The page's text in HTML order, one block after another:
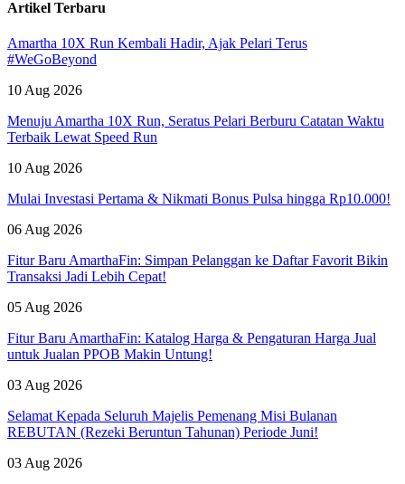
Artikel Terbaru
Amartha 10X Run Kembali Hadir, Ajak Pelari Terus
#WeGoBeyond
10 Aug 2026
Menuju Amartha 10X Run, Seratus Pelari Berburu Catatan Waktu
Terbaik Lewat Speed Run
10 Aug 2026
Mulai Investasi Pertama & Nikmati Bonus Pulsa hingga Rp10.000!
06 Aug 2026
Fitur Baru AmarthaFin: Simpan Pelanggan ke Daftar Favorit Bikin
Transaksi Jadi Lebih Cepat!
05 Aug 2026
Fitur Baru AmarthaFin: Katalog Harga & Pengaturan Harga Jual
untuk Jualan PPOB Makin Untung!
03 Aug 2026
Selamat Kepada Seluruh Majelis Pemenang Misi Bulanan
REBUTAN (Rezeki Beruntun Tahunan) Periode Juni!
03 Aug 2026